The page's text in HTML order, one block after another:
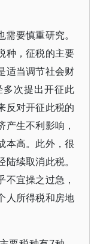
要慎重研究。
种，征税的主要
适当调节社会财
次提出开征此
反对开征此税的
生不利影响，
本高。此外，很
续取消此税。
宜操之过急，
人所得税和房地